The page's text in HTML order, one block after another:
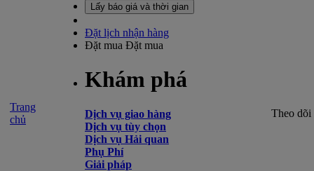
Trang
chủ
Lấy báo giá và thời gian
Đặt lịch nhận hàng
Đặt mua Đặt mua
Khám phá
Dịch vụ giao hàng
Dịch vụ tùy chọn
Dịch vụ Hải quan
Phụ Phí
Giải pháp
Theo dõi